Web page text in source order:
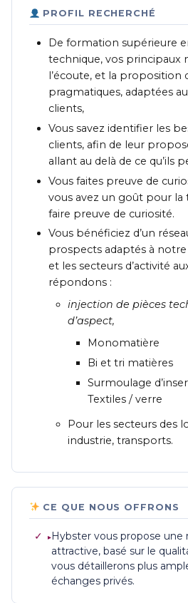
PROFIL RECHERCHÉ
De formation supérieure
technique, vos principaux
l’écoute, et la proposition
pragmatiques, adaptées
clients,
Vous savez identifier les
clients, afin de leur
allant au delà de ce qu’ils
Vous faites preuve de
vous avez un goût pour la
faire preuve de curiosité.
Vous bénéficiez d’un
prospects adaptés à notre
et les secteurs d’activité
répondons :
injection de pièces
d’aspect,
Monomatière
Bi et tri matières
Surmoulage
Textiles / verre
Pour les secteurs des
industrie, transports.
CE QUE NOUS OFFRONS
✓
Hybster vous propose une
attractive, basé sur le
vous détaillerons plus
échanges privés.